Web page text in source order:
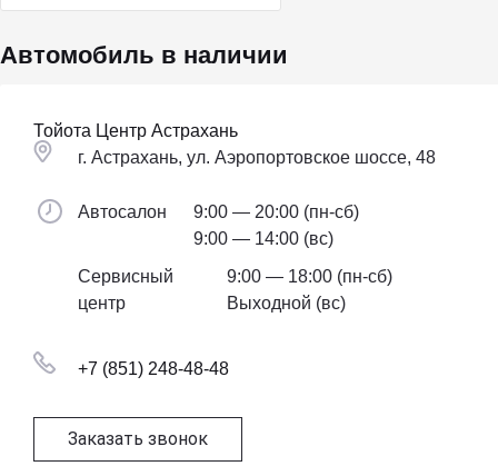
Автомобиль в наличии
Тойота Центр Астрахань
г. Астрахань, ул. Аэропортовское шоссе, 48
Автосалон
9:00 — 20:00 (пн-сб)
9:00 — 14:00 (вс)
Сервисный
центр
9:00 — 18:00 (пн-сб)
Выходной (вс)
+7 (851) 248-48-48
Заказать звонок